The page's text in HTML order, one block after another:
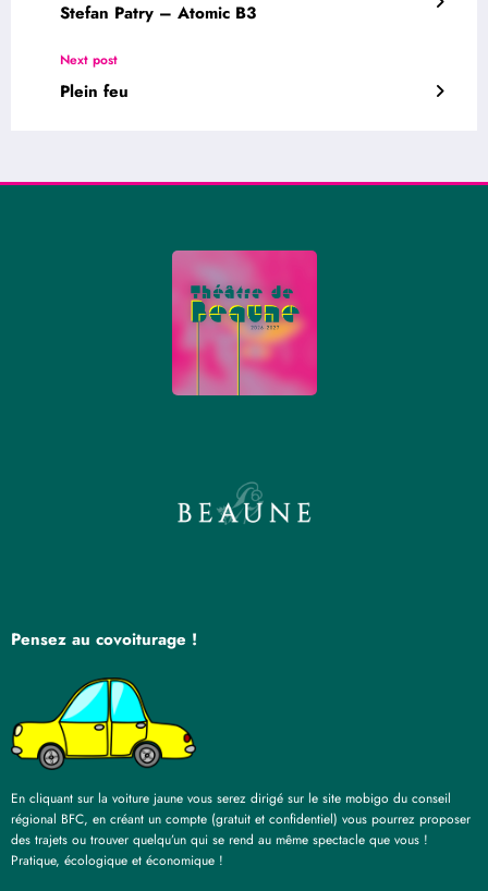
Stefan Patry – Atomic B3
Next post
Plein feu
Pensez au covoiturage !
En cliquant sur la voiture jaune vous serez dirigé sur le site mobigo du conseil
régional BFC, en créant un compte (gratuit et confidentiel) vous pourrez proposer
des trajets ou trouver quelqu’un qui se rend au même spectacle que vous !
Pratique, écologique et économique !